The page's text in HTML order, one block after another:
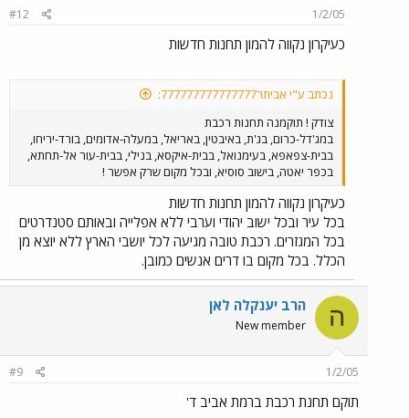
1/2/05
#12
כעיקרון נקווה להמון תחנות חדשות
נכתב ע"י אביתר777777777777777:
צודק ! תוקמנה תחנות רכבת
במג'דל-כרום, בג'ת, באיבטין, באריאל, במעלה-אדומים, בורד-יריחו,
בבית-צפאפא, בעימנואל, בבית-איקסא, בנילי, בבית-עור אל-תחתא,
בכפר יאטה, בישוב סוסיא, ובכל מקום שרק אפשר !
כעיקרון נקווה להמון תחנות חדשות
בכל עיר ובכל ישוב יהודי וערבי ללא אפלייה ובאותם סטנדרטים
בכל המגזרים. רכבת טובה מגיעה לכל יושבי הארץ ללא יוצא מן
הכלל. בכל מקום בו דרים אנשים כמובן.
ה הרב יענקלה לאן
New member
1/2/05
#9
תוקם תחנת רכבת ברמת אביב ד'